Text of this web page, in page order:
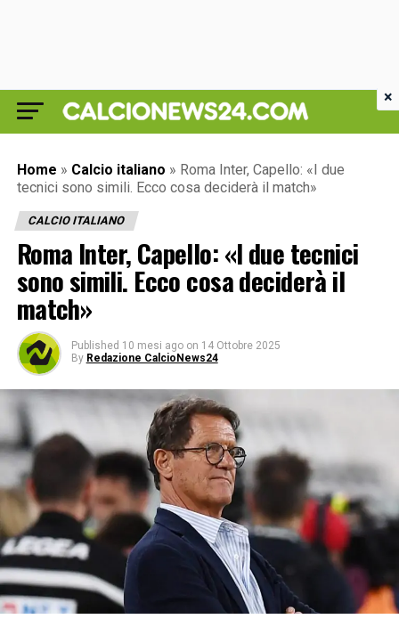
Home » Calcio italiano » Roma Inter, Capello: «I due
tecnici sono simili. Ecco cosa deciderà il match»
CALCIO ITALIANO
Roma Inter, Capello: «I due tecnici
sono simili. Ecco cosa deciderà il
match»
Published 10 mesi ago on 14 Ottobre 2025
By Redazione CalcioNews24
×